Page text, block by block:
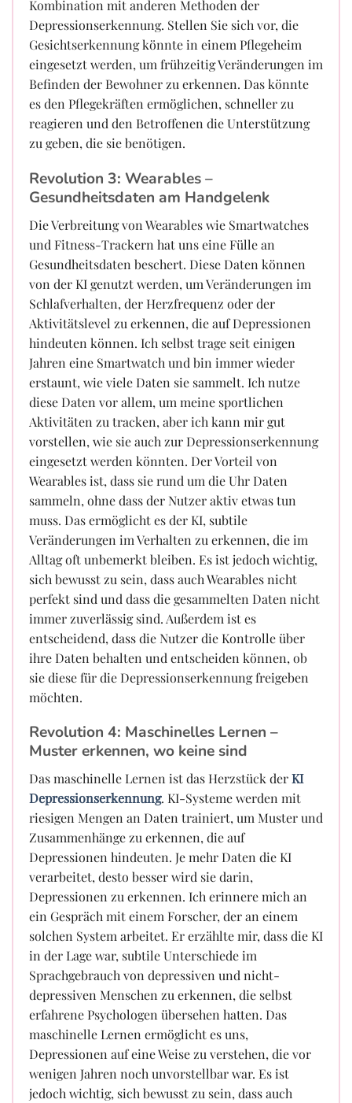
Kombination mit anderen Methoden der
Depressionserkennung. Stellen Sie sich vor, die
Gesichtserkennung könnte in einem Pflegeheim
eingesetzt werden, um frühzeitig Veränderungen im
Befinden der Bewohner zu erkennen. Das könnte
es den Pflegekräften ermöglichen, schneller zu
reagieren und den Betroffenen die Unterstützung
zu geben, die sie benötigen.
Revolution 3: Wearables –
Gesundheitsdaten am Handgelenk
Die Verbreitung von Wearables wie Smartwatches
und Fitness-Trackern hat uns eine Fülle an
Gesundheitsdaten beschert. Diese Daten können
von der KI genutzt werden, um Veränderungen im
Schlafverhalten, der Herzfrequenz oder der
Aktivitätslevel zu erkennen, die auf Depressionen
hindeuten können. Ich selbst trage seit einigen
Jahren eine Smartwatch und bin immer wieder
erstaunt, wie viele Daten sie sammelt. Ich nutze
diese Daten vor allem, um meine sportlichen
Aktivitäten zu tracken, aber ich kann mir gut
vorstellen, wie sie auch zur Depressionserkennung
eingesetzt werden könnten. Der Vorteil von
Wearables ist, dass sie rund um die Uhr Daten
sammeln, ohne dass der Nutzer aktiv etwas tun
muss. Das ermöglicht es der KI, subtile
Veränderungen im Verhalten zu erkennen, die im
Alltag oft unbemerkt bleiben. Es ist jedoch wichtig,
sich bewusst zu sein, dass auch Wearables nicht
perfekt sind und dass die gesammelten Daten nicht
immer zuverlässig sind. Außerdem ist es
entscheidend, dass die Nutzer die Kontrolle über
ihre Daten behalten und entscheiden können, ob
sie diese für die Depressionserkennung freigeben
möchten.
Revolution 4: Maschinelles Lernen –
Muster erkennen, wo keine sind
Das maschinelle Lernen ist das Herzstück derKI
Depressionserkennung. KI-Systeme werden mit
riesigen Mengen an Daten trainiert, um Muster und
Zusammenhänge zu erkennen, die auf
Depressionen hindeuten. Je mehr Daten die KI
verarbeitet, desto besser wird sie darin,
Depressionen zu erkennen. Ich erinnere mich an
ein Gespräch mit einem Forscher, der an einem
solchen System arbeitet. Er erzählte mir, dass die KI
in der Lage war, subtile Unterschiede im
Sprachgebrauch von depressiven und nicht-
depressiven Menschen zu erkennen, die selbst
erfahrene Psychologen übersehen hatten. Das
maschinelle Lernen ermöglicht es uns,
Depressionen auf eine Weise zu verstehen, die vor
wenigen Jahren noch unvorstellbar war. Es ist
jedoch wichtig, sich bewusst zu sein, dass auch